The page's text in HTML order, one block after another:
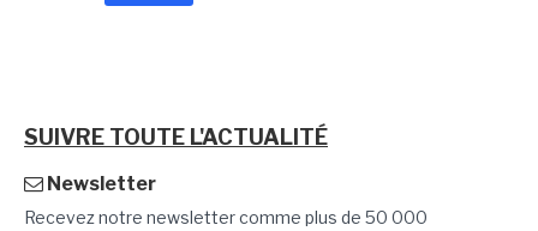
SUIVRE TOUTE L'ACTUALITÉ
Newsletter
Recevez notre newsletter comme plus de 50 000